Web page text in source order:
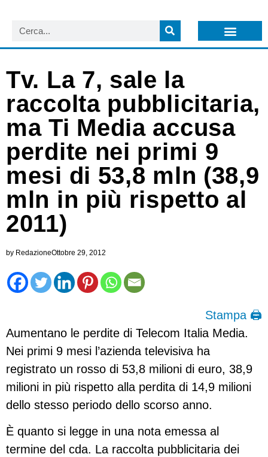
Tv. La 7, sale la
raccolta pubblicitaria,
ma Ti Media accusa
perdite nei primi 9
mesi di 53,8 mln (38,9
mln in più rispetto al
2011)
by RedazioneOttobre 29, 2012
Stampa 🖨
Aumentano le perdite di Telecom Italia Media.
Nei primi 9 mesi l’azienda televisiva ha
registrato un rosso di 53,8 milioni di euro, 38,9
milioni in più rispetto alla perdita di 14,9 milioni
dello stesso periodo dello scorso anno.
È quanto si legge in una nota emessa al
termine del cda. La raccolta pubblicitaria dei